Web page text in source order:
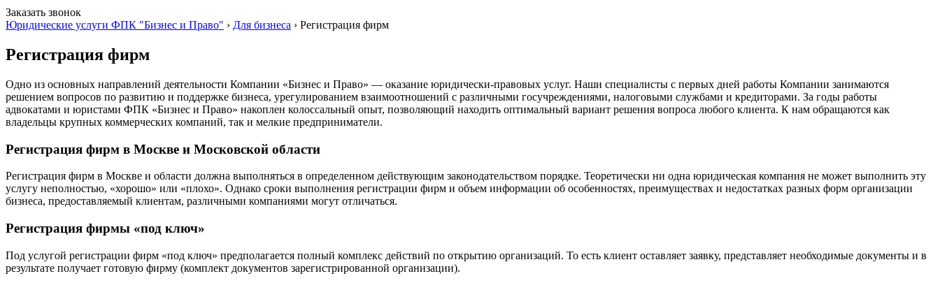
Заказать звонок
Юридические услуги ФПК "Бизнес и Право" › Для бизнеса › Регистрация фирм
Регистрация фирм
Одно из основных направлений деятельности Компании «Бизнес и Право» — оказание юридически-правовых услуг. Наши специалисты с первых дней работы Компании занимаются
решением вопросов по развитию и поддержке бизнеса, урегулированием взаимоотношений с различными госучреждениями, налоговыми службами и кредиторами. За годы работы
адвокатами и юристами ФПК «Бизнес и Право» накоплен колоссальный опыт, позволяющий находить оптимальный вариант решения вопроса любого клиента. К нам обращаются как
владельцы крупных коммерческих компаний, так и мелкие предприниматели.
Регистрация фирм в Москве и Московской области
Регистрация фирм в Москве и области должна выполняться в определенном действующим законодательством порядке. Теоретически ни одна юридическая компания не может выполнить эту
услугу неполностью, «хорошо» или «плохо». Однако сроки выполнения регистрации фирм и объем информации об особенностях, преимуществах и недостатках разных форм организации
бизнеса, предоставляемый клиентам, различными компаниями могут отличаться.
Регистрация фирмы «под ключ»
Под услугой регистрации фирм «под ключ» предполагается полный комплекс действий по открытию организаций. То есть клиент оставляет заявку, представляет необходимые документы и в
результате получает готовую фирму (комплект документов зарегистрированной организации).